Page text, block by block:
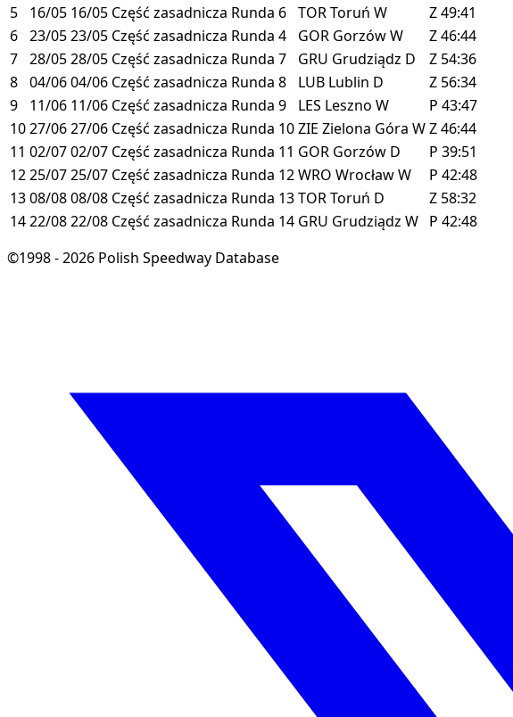
5
16/05 16/05 Część zasadnicza Runda 6 TORToruń W Z49:41
6 23/0523/05 Część zasadnicza Runda 4 GOR GorzówW Z46:44
7 28/0528/05 Część zasadnicza Runda 7 GRU Grudziądz D Z 54:36
8 04/0604/06 Część zasadnicza Runda 8 LUB Lublin D Z 56:34
9
11/06 11/06 Część zasadnicza Runda 9 LES Leszno W P 43:47
1027/0627/06 Część zasadnicza Runda 10ZIE Zielona Góra WZ46:44
11 02/0702/07 Część zasadnicza Runda 11 GOR Gorzów D P 39:51
1225/0725/07 Część zasadnicza Runda 12WRO WrocławW P 42:48
1308/0808/08 Część zasadnicza Runda 13TORToruń D Z 58:32
1422/0822/08 Część zasadnicza Runda 14 GRU Grudziądz W P 42:48
©1998 - 2026 Polish Speedway Database